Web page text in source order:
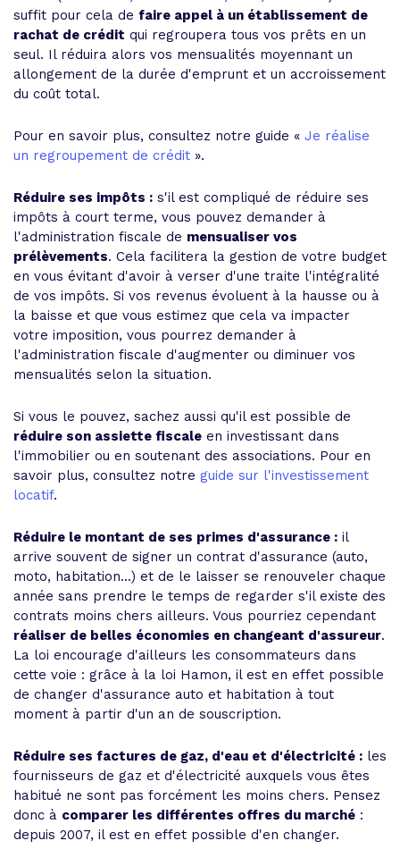
suffit pour cela de faire appel à un établissement de
rachat de crédit qui regroupera tous vos prêts en un
seul. Il réduira alors vos mensualités moyennant un
allongement de la durée d'emprunt et un accroissement
du coût total.
Pour en savoir plus, consultez notre guide « Je réalise
un regroupement de crédit ».
Réduire ses impôts : s'il est compliqué de réduire ses
impôts à court terme, vous pouvez demander à
l'administration fiscale de mensualiser vos
prélèvements. Cela facilitera la gestion de votre budget
en vous évitant d'avoir à verser d'une traite l'intégralité
de vos impôts. Si vos revenus évoluent à la hausse ou à
la baisse et que vous estimez que cela va impacter
votre imposition, vous pourrez demander à
l'administration fiscale d'augmenter ou diminuer vos
mensualités selon la situation.
Si vous le pouvez, sachez aussi qu'il est possible de
réduire son assiette fiscale en investissant dans
l'immobilier ou en soutenant des associations. Pour en
savoir plus, consultez notre guide sur l'investissement
locatif.
Réduire le montant de ses primes d'assurance : il
arrive souvent de signer un contrat d'assurance (auto,
moto, habitation...) et de le laisser se renouveler chaque
année sans prendre le temps de regarder s'il existe des
contrats moins chers ailleurs. Vous pourriez cependant
réaliser de belles économies en changeant d'assureur.
La loi encourage d'ailleurs les consommateurs dans
cette voie : grâce à la loi Hamon, il est en effet possible
de changer d'assurance auto et habitation à tout
moment à partir d'un an de souscription.
Réduire ses factures de gaz, d'eau et d'électricité : les
fournisseurs de gaz et d'électricité auxquels vous êtes
habitué ne sont pas forcément les moins chers. Pensez
donc à comparer les différentes offres du marché :
depuis 2007, il est en effet possible d'en changer.